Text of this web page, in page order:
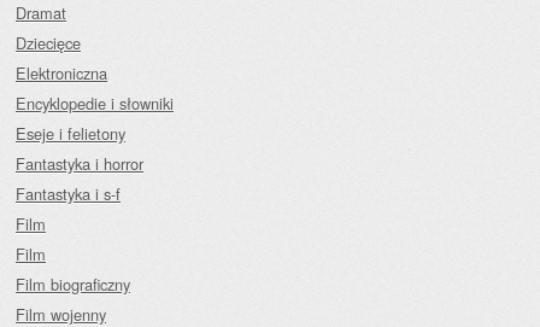
Dramat
Dziecięce
Elektroniczna
Encyklopedie i słowniki
Eseje i felietony
Fantastyka i horror
Fantastyka i s-f
Film
Film
Film biograficzny
Film wojenny